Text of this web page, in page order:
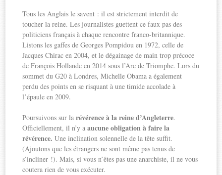
Tous les Anglais le savent : il est strictement interdit de
toucher la reine. Les journalistes guettent ce faux pas des
politiciens français à chaque rencontre franco-britannique.
Listons les gaffes de Georges Pompidou en 1972, celle de
Jacques Chirac en 2004, et le dégainage de main trop précoce
de François Hollande en 2014 sous l’Arc de Triomphe. Lors du
sommet du G20 à Londres, Michelle Obama a également
perdu des points en se risquant à une timide accolade à
l’épaule en 2009.
Poursuivons sur larévérence à la reine d’Angleterre.
Officiellement, il n’y aaucune obligation à faire la
révérence.Une inclination solennelle de la tête suffit.
(Ajoutons que les étrangers ne sont même pas tenus de
s’incliner !). Mais, si vous n’êtes pas une anarchiste, il ne vous
coutera rien de vous exécuter.